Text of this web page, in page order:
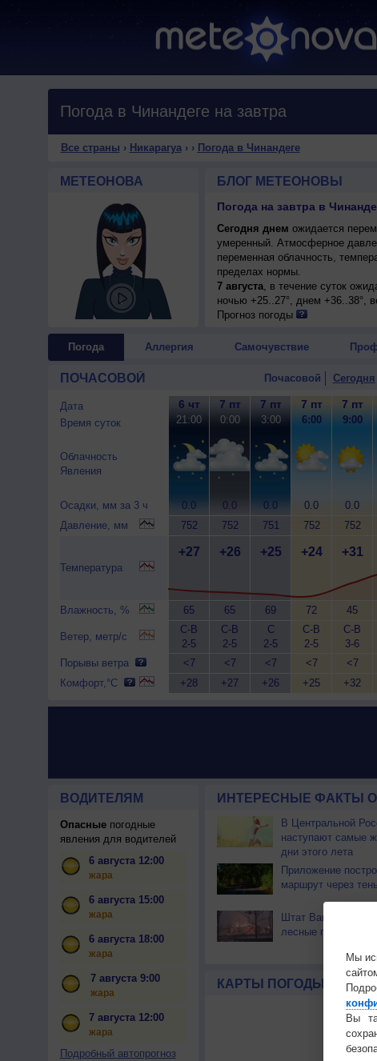
Погода в Чинандеге на завтра
Все страны › Никарагуа› › Погода в Чинандеге
МЕТЕОНОВА БЛОГ МЕТЕОНОВЫ
Погода на завтра в
Сегодня днем ожидается
умеренный. Атмосферное
переменная облачность,
пределах нормы.
7 августа, в течение суток
ночью +25..27°, днем +36..38°,
Прогноз погоды
Погода Аллергия Самочувствие
ПОЧАСОВОЙ Почасовой Сегодня
Дата
Время суток
Облачность
Явления
Осадки, мм за 3 ч
Давление, мм
Температура
Влажность, %
Ветер, метр/с
Порывы ветра
Комфорт,°C
6 чт
21:00
0.0
752
+27
65
С-В
2-5
<7
+28
7 пт
0:00
0.0
752
+26
65
С-В
2-5
<7
+27
7 пт
3:00
0.0
751
+25
69
С
2-5
<7
+26
7 пт
6:00
0.0
752
+24
72
С-В
2-5
<7
+25
7 пт
9:00
0.0
752
+31
45
С-В
3-6
<7
+32
ВОДИТЕЛЯМ
Опасныепогодные
явления для водителей
6 августа 12:00
жара
6 августа 15:00
жара
6 августа 18:00
жара
7 августа 9:00
жара
7 августа 12:00
жара
Подробный автопрогноз
ИНТЕРЕСНЫЕ ФАКТЫ
В Центральной
наступают самые
дни этого лета
Приложение
маршрут через тень
Штат Вашингтон
лесные пожары
КАРТЫ ПОГОДЫ
Мы
Вы